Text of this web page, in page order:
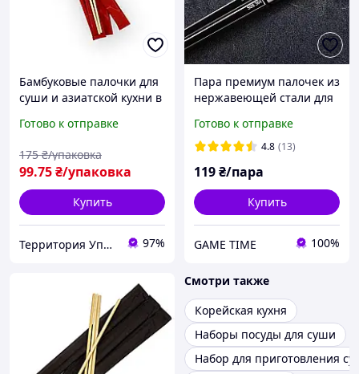
Бамбуковые палочки для
суши и азиатской кухни в
упаковке круглые (1/
Готово к отправке
99.75₴/упаковка
175 ₴/упаковка
Купить
Территория Упаковки 97%
Пара премиум палочек из
нержавеющей стали для
Дракона
Готово к отправке
4.8 (13)
119₴/пара
Купить
GAME TIME 100%
Смотри также
Корейская кухня
Наборы посуды для суши
Набор для приготовления